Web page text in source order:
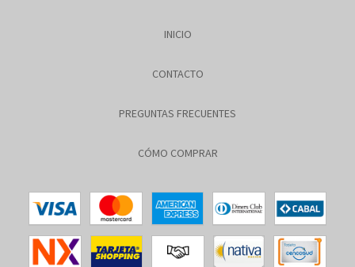
INICIO
CONTACTO
PREGUNTAS FRECUENTES
CÓMO COMPRAR